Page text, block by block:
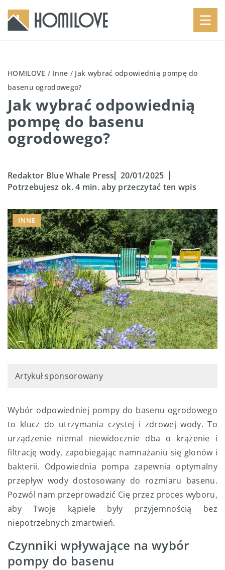
HOMILOVE / Inne / Jak wybrać odpowiednią pompę do
basenu ogrodowego?
Jak wybrać odpowiednią
pompę do basenu
ogrodowego?
Redaktor Blue Whale Press
20/01/2025
Potrzebujesz ok. 4 min. aby przeczytać ten wpis
INNE
Artykuł sponsorowany
Wybór odpowiedniej pompy do basenu ogrodowego
to klucz do utrzymania czystej i zdrowej wody. To
urządzenie niemal niewidocznie dba o krążenie i
filtrację wody, zapobiegając namnażaniu się glonów i
bakterii. Odpowiednia pompa zapewnia optymalny
przepływ wody dostosowany do rozmiaru basenu.
Pozwól nam przeprowadzić Cię przez proces wyboru,
aby Twoje kąpiele były przyjemnością bez
niepotrzebnych zmartwień.
Czynniki wpływające na wybór
pompy do basenu